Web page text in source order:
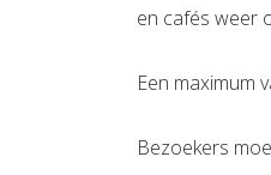
en cafés weer
Een maximum
Bezoekers